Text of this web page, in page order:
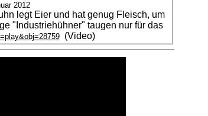
2012
legt Eier und hat genug Fleisch, um
"Industriehühner" taugen nur für das
(Video)